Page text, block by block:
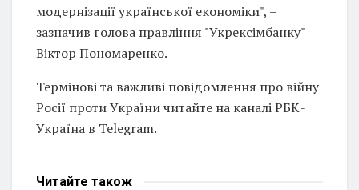
модернізації української економіки", –
зазначив голова правління "Укрексімбанку"
Віктор Пономаренко.
Термінові та важливі повідомлення про війну
Росії проти України читайте на каналі РБК-
Україна в Telegram.
Читайте також